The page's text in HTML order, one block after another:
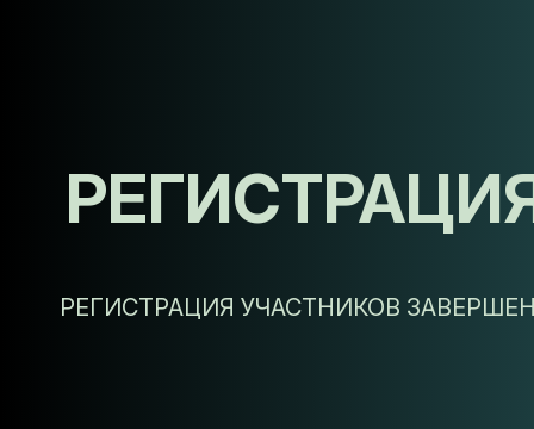
РЕГИСТРАЦИЯ УЧАСТНИКОВ